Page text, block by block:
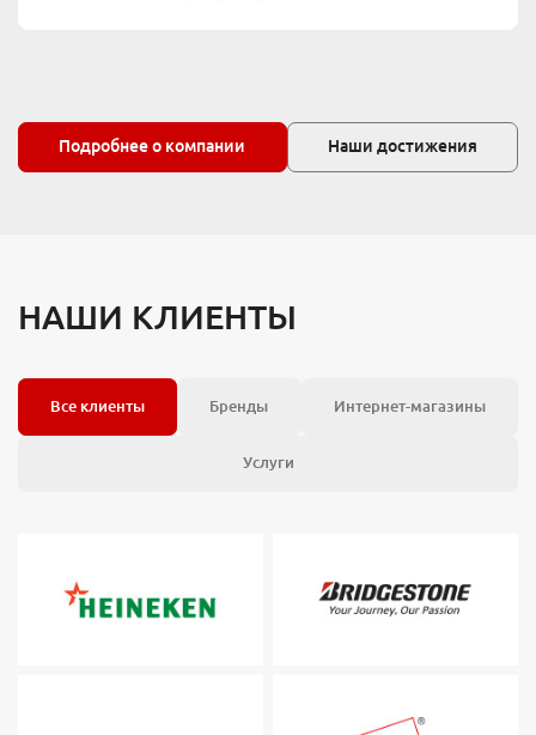
Подробнее о компании Наши достижения
НАШИ КЛИЕНТЫ
Все клиенты Бренды Интернет-магазины
Услуги